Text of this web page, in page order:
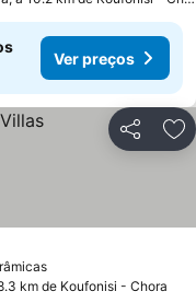
Ver preços
Partilhar
km de Koufonisi - Chora